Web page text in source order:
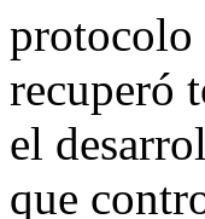
protocolo
recuperó
el
que